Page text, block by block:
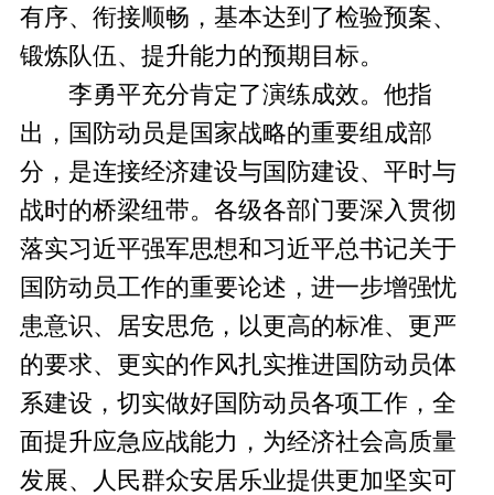
有序、衔接顺畅，基本达到了检验预案、
锻炼队伍、提升能力的预期目标。
李勇平充分肯定了演练成效。他指
出，国防动员是国家战略的重要组成部
分，是连接经济建设与国防建设、平时与
战时的桥梁纽带。各级各部门要深入贯彻
落实习近平强军思想和习近平总书记关于
国防动员工作的重要论述，进一步增强忧
患意识、居安思危，以更高的标准、更严
的要求、更实的作风扎实推进国防动员体
系建设，切实做好国防动员各项工作，全
面提升应急应战能力，为经济社会高质量
发展、人民群众安居乐业提供更加坚实可